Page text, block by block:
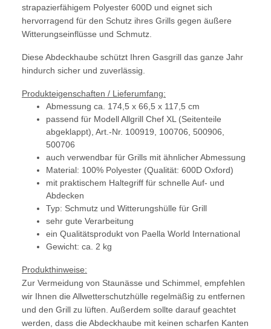
strapazierfähigem Polyester 600D und eignet sich
hervorragend für den Schutz ihres Grills gegen äußere
Witterungseinflüsse und Schmutz.
Diese Abdeckhaube schützt Ihren Gasgrill das ganze Jahr
hindurch sicher und zuverlässig.
Produkteigenschaften / Lieferumfang:
Abmessung ca. 174,5 x 66,5 x 117,5 cm
passend für Modell Allgrill Chef XL (Seitenteile
abgeklappt), Art.-Nr. 100919, 100706, 500906,
500706
auch verwendbar für Grills mit ähnlicher Abmessung
Material: 100% Polyester (Qualität: 600D Oxford)
mit praktischem Haltegriff für schnelle Auf- und
Abdecken
Typ: Schmutz und Witterungshülle für Grill
sehr gute Verarbeitung
ein Qualitätsprodukt von Paella World International
Gewicht: ca. 2 kg
Produkthinweise:
Zur Vermeidung von Staunässe und Schimmel, empfehlen
wir Ihnen die Allwetterschutzhülle regelmäßig zu entfernen
und den Grill zu lüften. Außerdem sollte darauf geachtet
werden, dass die Abdeckhaube mit keinen scharfen Kanten